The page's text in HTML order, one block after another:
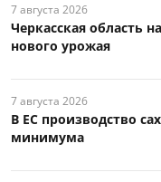
7 августа 2026
Черкасская область
нового урожая
7 августа 2026
В ЕС производство
минимума